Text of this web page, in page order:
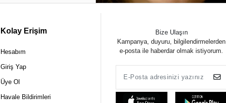
Kolay Erişim
Hesabım
Giriş Yap
Üye Ol
Havale Bildirimleri
Bize Ulaşın
Kampanya, duyuru, bilgilendirmelerden
e-posta ile haberdar olmak istiyorum.